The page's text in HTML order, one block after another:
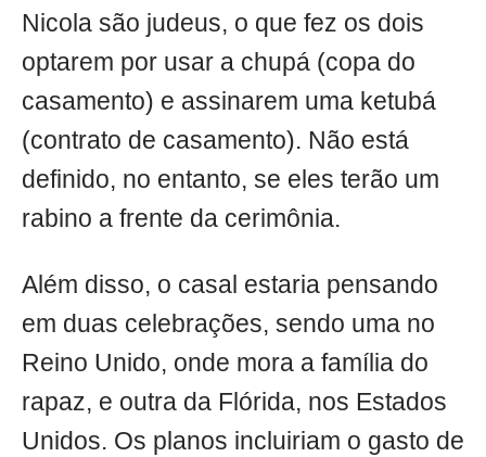
Nicola são judeus, o que fez os dois
optarem por usar a chupá (copa do
casamento) e assinarem uma ketubá
(contrato de casamento). Não está
definido, no entanto, se eles terão um
rabino a frente da cerimônia.
Além disso, o casal estaria pensando
em duas celebrações, sendo uma no
Reino Unido, onde mora a família do
rapaz, e outra da Flórida, nos Estados
Unidos. Os planos incluiriam o gasto de